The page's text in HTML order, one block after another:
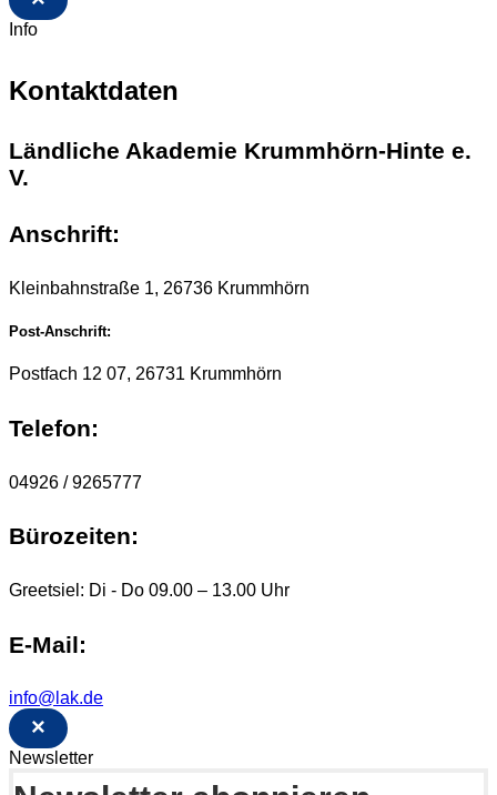
Info
Kontaktdaten
Ländliche Akademie Krummhörn-Hinte e.
V.
Anschrift:
Kleinbahnstraße 1, 26736 Krummhörn
Post-Anschrift:
Postfach 12 07, 26731 Krummhörn
Telefon:
04926 / 9265777
Bürozeiten:
Greetsiel: Di - Do 09.00 – 13.00 Uhr
E-Mail:
info@lak.de
×
Newsletter